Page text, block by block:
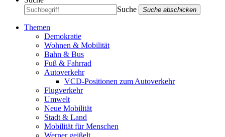
Suche
Suche abschicken
Themen
Demokratie
Wohnen & Mobilität
Bahn & Bus
Fuß & Fahrrad
Autoverkehr
VCD-Positionen zum Autoverkehr
Flugverkehr
Umwelt
Neue Mobilität
Stadt & Land
Mobilität für Menschen
Werner geißelt